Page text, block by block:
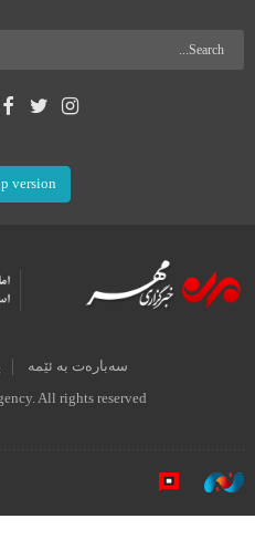
version
سەبارەت بە ئێمە
All rights reserved